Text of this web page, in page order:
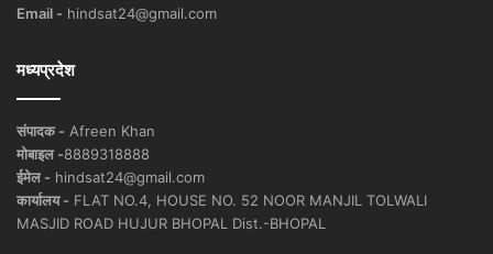
Email - hindsat24@gmail.com
मध्यप्रदेश
संपादक - Afreen Khan
मोबाइल -8889318888
ईमेल - hindsat24@gmail.com
कार्यालय - FLAT NO.4, HOUSE NO. 52 NOOR MANJIL TOLWALI
MASJID ROAD HUJUR BHOPAL Dist.-BHOPAL